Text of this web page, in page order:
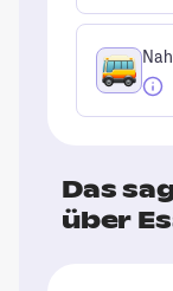
Das
über